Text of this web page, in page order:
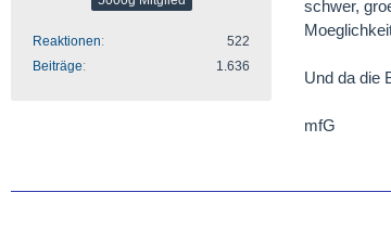
Reaktionen
522
Beiträge
1.636
schwer,
Und da die
mfG